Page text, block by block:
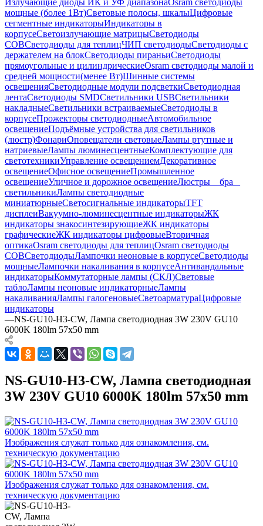
Излучающие диоды ИК и УФ диапазонаOsram светодиоды
мощные (более 1Вт)Световые полосы, шкалыЦифровые
сегментные индикаторыИндикаторы в
корпусеСветоизлучающие матрицыСветодиоды
COBСветодиоды для теплицЧИП светодиодыСветодиоды с
держателем на блокСветодиоды пираньиСветодиоды
прямоугольные и цилиндрическиеOsram светодиоды малой и
средней мощности(менее Вт)Шинные системы
освещенияСветодиодные модули подсветкиСветодиодная
лентаСветодиоды SMDСветильники USBСветильники
накладныеСветильники встраиваемыеСветодиоды в
корпусеПрожекторы светодиодныеАвтомобильное
освещениеПодъёмные устройства для светильников
(люстр)ФонариОповещатели световыеЛампы ртутные и
натриевыеЛампы люминесцентныеКомплектующие для
светотехникиУправление освещениемДекоративное
освещениеОфисное освещениеПромышленное
освещениеУличное и дорожное освещениеЛюстры _ бра _
светильникиЛампы светодиодные
миниатюрныеСветосигнальные индикаторыTFT
дисплеиВакуумно-люминесцентные индикаторыЖК
индикаторы знакосинтезирующиеЖК индикаторы
графическиеЖК индикаторы цифровыеВторичная
оптикаOsram светодиоды для теплицOsram светодиоды
COBСветодиодыЛампочки неоновые в корпусеСветодиоды
мощныеЛампочки накаливания в корпусеАнтивандальные
индикаторыКоммутаторные лампы (СКЛ)Световые
таблоЛампы неоновые индикаторныеЛампы
накаливанияЛампы галогеновыеСветоарматураЦифровые
индикаторы
—NS-GU10-H3-CW, Лампа светодиодная 3W 230V GU10
6000K 180lm 57x50 mm
NS-GU10-H3-CW, Лампа светодиодная
3W 230V GU10 6000K 180lm 57x50 mm
Изображения служат только для ознакомления, см.
техническую документацию
Изображения служат только для ознакомления, см.
техническую документацию